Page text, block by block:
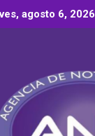
agosto 6, 2026